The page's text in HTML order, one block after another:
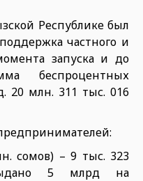
Республике был
частного и
запуска и до
беспроцентных
20 млн. 311 тыс. 016
сомов) – 9 тыс. 323
5 млрд на